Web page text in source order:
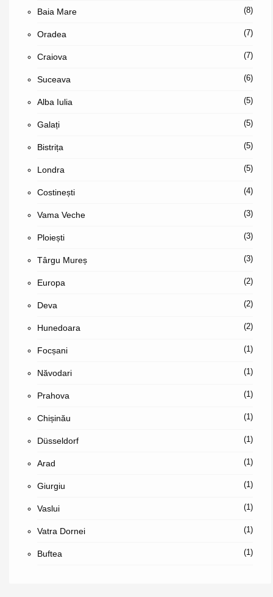
Baia Mare (8)
Oradea (7)
Craiova (7)
Suceava (6)
Alba Iulia (5)
Galați (5)
Bistrița (5)
Londra (5)
Costinești (4)
Vama Veche (3)
Ploiești (3)
Târgu Mureș (3)
Europa (2)
Deva (2)
Hunedoara (2)
Focșani (1)
Năvodari (1)
Prahova (1)
Chișinău (1)
Düsseldorf (1)
Arad (1)
Giurgiu (1)
Vaslui (1)
Vatra Dornei (1)
Buftea (1)